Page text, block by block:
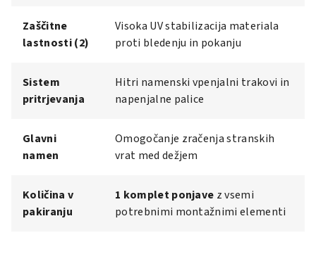
Zaščitne
lastnosti (2)
Visoka UV stabilizacija materiala
proti bledenju in pokanju
Sistem
pritrjevanja
Hitri namenski vpenjalni trakovi in
napenjalne palice
Glavni
namen
Omogočanje zračenja stranskih
vrat med dežjem
Količina v
pakiranju
1 komplet ponjave z vsemi
potrebnimi montažnimi elementi